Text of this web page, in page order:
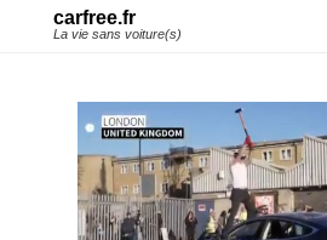
carfree.fr
La vie sans voiture(s)